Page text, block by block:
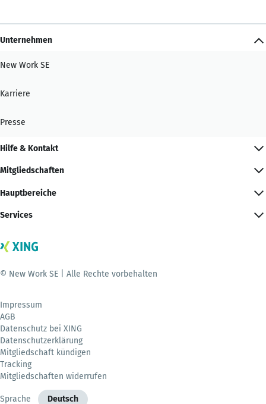
Unternehmen
New Work SE
Karriere
Presse
Hilfe & Kontakt
Mitgliedschaften
Hauptbereiche
Services
© New Work SE | Alle Rechte vorbehalten
Impressum
AGB
Datenschutz bei XING
Datenschutzerklärung
Mitgliedschaft kündigen
Tracking
Mitgliedschaften widerrufen
Sprache Deutsch